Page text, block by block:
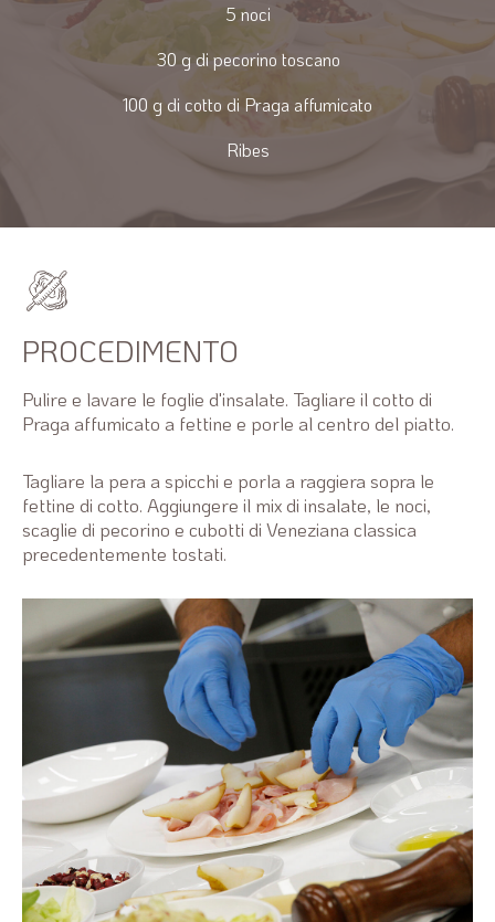
5 noci
30 g di pecorino toscano
100 g di cotto di Praga affumicato
Ribes
PROCEDIMENTO
Pulire e lavare le foglie d'insalate. Tagliare il cotto di
Praga affumicato a fettine e porle al centro del piatto.
Tagliare la pera a spicchi e porla a raggiera sopra le
fettine di cotto. Aggiungere il mix di insalate, le noci,
scaglie di pecorino e cubotti di Veneziana classica
precedentemente tostati.